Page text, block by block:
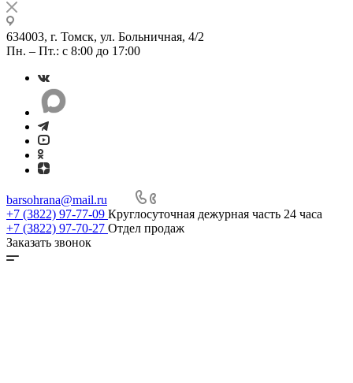
634003, г. Томск, ул. Больничная, 4/2
Пн. – Пт.: с 8:00 до 17:00
barsohrana@mail.ru
+7 (3822) 97-77-09 Круглосуточная дежурная часть 24 часа
+7 (3822) 97-70-27 Отдел продаж
Заказать звонок